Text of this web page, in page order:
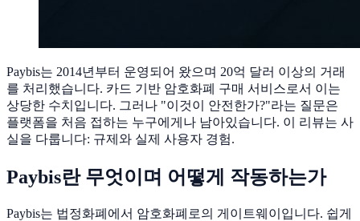
Paybis는 2014년부터 운영되어 왔으며 20억 달러 이상의 거래
를 처리했습니다. 카드 기반 암호화폐 구매 서비스로서 이는
상당한 수치입니다. 그러나 "이것이 안전한가?"라는 질문은
플랫폼을 처음 접하는 누구에게나 남아있습니다. 이 리뷰는 사
실을 다룹니다: 규제와 실제 사용자 경험.
Paybis란 무엇이며 어떻게 작동하는가
Paybis는 법정화폐에서 암호화폐로의 게이트웨이입니다. 쉽게